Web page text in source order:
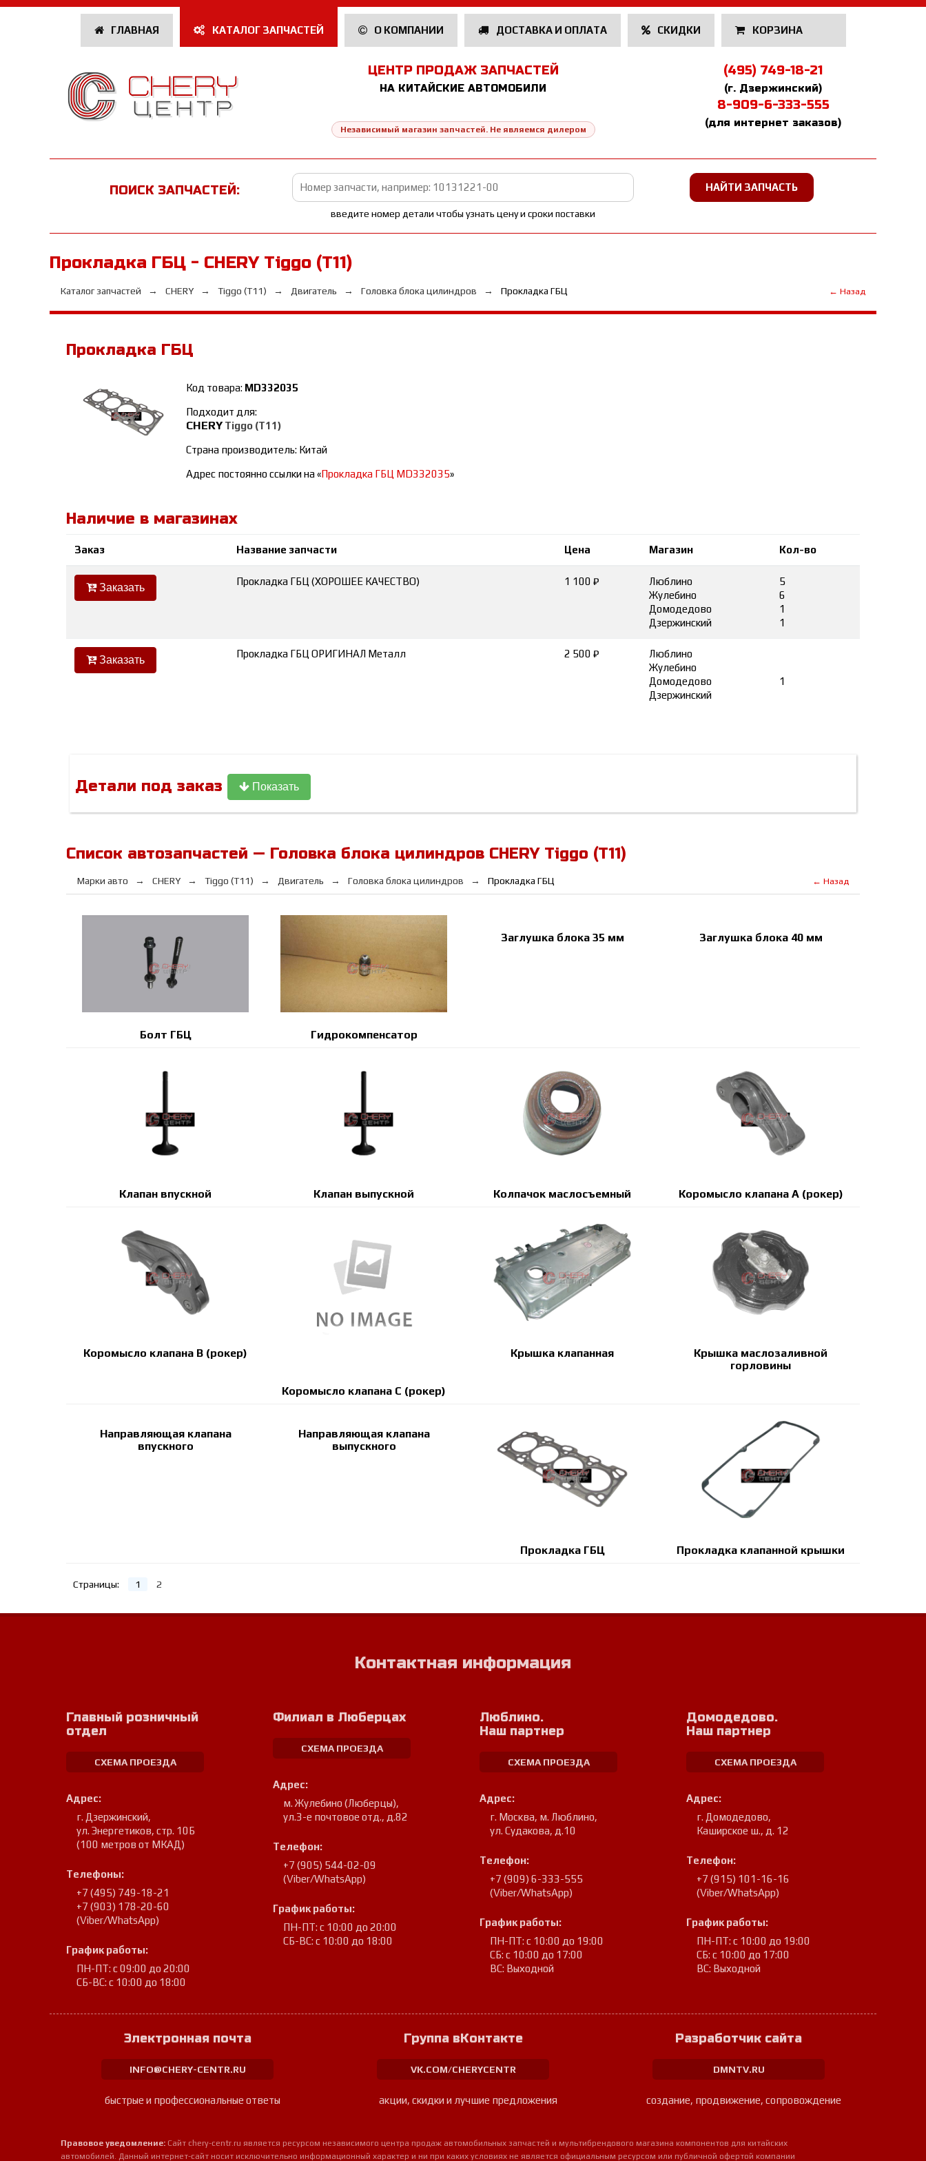
ГЛАВНАЯ КАТАЛОГ ЗАПЧАСТЕЙ О КОМПАНИИ ДОСТАВКА И ОПЛАТА СКИДКИ КОРЗИНА
ЦЕНТР ПРОДАЖ ЗАПЧАСТЕЙ
НА КИТАЙСКИЕ АВТОМОБИЛИ
Независимый магазин запчастей. Не являемся дилером
(495) 749-18-21
(г. Дзержинский)
8-909-6-333-555
(для интернет заказов)
ПОИСК ЗАПЧАСТЕЙ:
введите номер детали чтобы узнать цену и сроки поставки
Прокладка ГБЦ - CHERY Tiggo (T11)
Каталог запчастей CHERY Tiggo (T11) Двигатель Головка блока цилиндров Прокладка ГБЦ ← Назад
Прокладка ГБЦ
Код товара: MD332035
Подходит для:
CHERY Tiggo (T11)
Страна производитель: Китай
Адрес постоянно ссылки на «Прокладка ГБЦ MD332035»
Наличие в магазинах
Заказ Название запчасти Цена Магазин Кол-во
Заказать
Прокладка ГБЦ (ХОРОШЕЕ КАЧЕСТВО) 1 100 ₽
Люблино
Жулебино
Домодедово
Дзержинский
5
6
1
1
Заказать
Прокладка ГБЦ ОРИГИНАЛ Металл 2 500 ₽
Люблино
Жулебино
Домодедово
Дзержинский
1
Детали под заказ Показать
Список автозапчастей — Головка блока цилиндров CHERY Tiggo (T11)
Марки авто CHERY Tiggo (T11) Двигатель Головка блока цилиндров Прокладка ГБЦ ← Назад
Болт ГБЦ Гидрокомпенсатор
Заглушка блока 35 мм Заглушка блока 40 мм
Клапан впускной Клапан выпускной Колпачок маслосъемный Коромысло клапана A (рокер)
Коромысло клапана B (рокер)
Коромысло клапана С (рокер)
Крышка клапанная
Крышка маслозаливной
горловины
Направляющая клапана
впускного
Направляющая клапана
выпускного
Прокладка ГБЦ Прокладка клапанной крышки
Страницы: 1 2
Контактная информация
Главный розничный
отдел
СХЕМА ПРОЕЗДА
Адрес:
г. Дзержинский,
ул. Энергетиков, стр. 10Б
(100 метров от МКАД)
Телефоны:
+7 (495) 749-18-21
+7 (903) 178-20-60
(Viber/WhatsApp)
График работы:
ПН-ПТ: с 09:00 до 20:00
СБ-ВС: с 10:00 до 18:00
Филиал в Люберцах
СХЕМА ПРОЕЗДА
Адрес:
м. Жулебино (Люберцы),
ул.3-е почтовое отд., д.82
Телефон:
+7 (905) 544-02-09
(Viber/WhatsApp)
График работы:
ПН-ПТ: с 10:00 до 20:00
СБ-ВС: с 10:00 до 18:00
Люблино.
Наш партнер
СХЕМА ПРОЕЗДА
Адрес:
г. Москва, м. Люблино,
ул. Судакова, д.10
Телефон:
+7 (909) 6-333-555
(Viber/WhatsApp)
График работы:
ПН-ПТ: с 10:00 до 19:00
СБ: с 10:00 до 17:00
ВС: Выходной
Домодедово.
Наш партнер
СХЕМА ПРОЕЗДА
Адрес:
г. Домодедово,
Каширское ш., д. 12
Телефон:
+7 (915) 101-16-16
(Viber/WhatsApp)
График работы:
ПН-ПТ: с 10:00 до 19:00
СБ: с 10:00 до 17:00
ВС: Выходной
Электронная почта
INFO@CHERY-CENTR.RU
быстрые и профессиональные ответы
Группа вКонтакте
VK.COM/CHERYCENTR
акции, скидки и лучшие предложения
Разработчик сайта
DMNTV.RU
создание, продвижение, сопровождение
Правовое уведомление: Сайт chery-centr.ru является ресурсом независимого центра продаж автомобильных запчастей и мультибрендового магазина компонентов для китайских
автомобилей. Данный интернет-сайт носит исключительно информационный характер и ни при каких условиях не является официальным ресурсом или публичной офертой компании